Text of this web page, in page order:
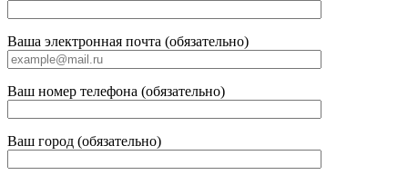
Ваша электронная почта (обязательно)
Ваш номер телефона (обязательно)
Ваш город (обязательно)